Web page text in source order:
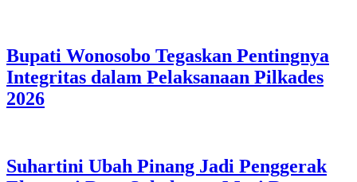
Bupati Wonosobo Tegaskan Pentingnya
Integritas dalam Pelaksanaan Pilkades
2026
Suhartini Ubah Pinang Jadi Penggerak